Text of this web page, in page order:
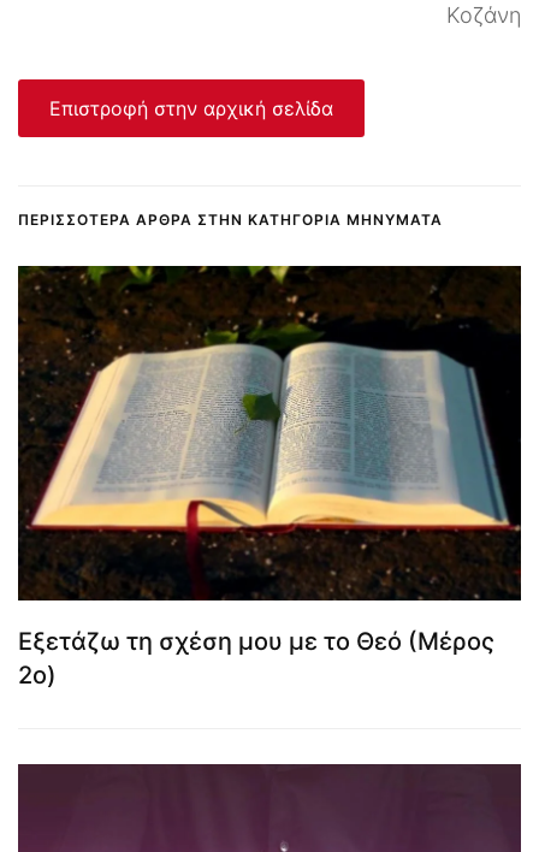
Κοζάνη
Επιστροφή στην αρχική σελίδα
ΠΕΡΙΣΣΌΤΕΡΑ ΆΡΘΡΑ ΣΤΗΝ ΚΑΤΗΓΟΡΊΑ ΜΗΝΎΜΑΤΑ
Εξετάζω τη σχέση μου με το Θεό (Μέρος
2ο)